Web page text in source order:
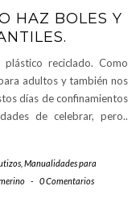
HAZ BOLES Y
reciclado. Como
adultos y también nos
días de confinamientos
de celebrar, pero..
Manualidades para
- 0 Comentarios